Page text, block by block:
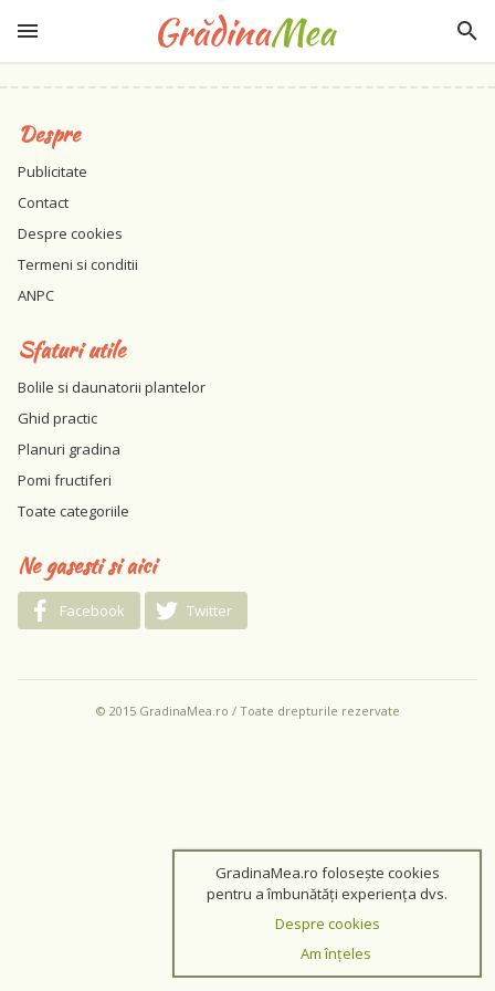
Despre
Publicitate
Contact
Despre cookies
Termeni si conditii
ANPC
Sfaturi utile
Bolile si daunatorii plantelor
Ghid practic
Planuri gradina
Pomi fructiferi
Toate categoriile
Ne gasesti si aici
Facebook Twitter
© 2015 GradinaMea.ro / Toate drepturile rezervate
GradinaMea.ro folosește cookies
pentru a îmbunătăți experiența dvs.
Despre cookies
Am înțeles